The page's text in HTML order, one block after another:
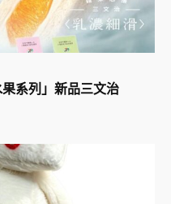
系列」新品三文治